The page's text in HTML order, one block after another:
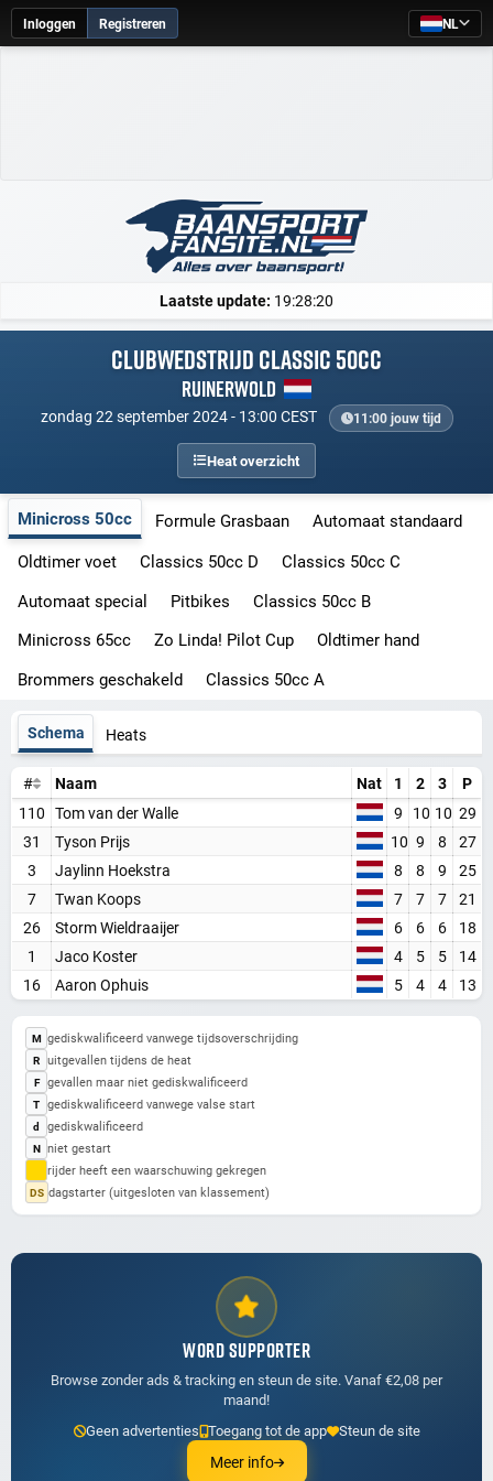
Inloggen Registreren NL
Laatste update: 19:28:20
Clubwedstrijd Classic 50cc
Ruinerwold
zondag 22 september 2024 - 13:00 CEST 11:00 jouw tijd
Heat overzicht
Minicross 50cc Formule Grasbaan
Automaat standaard
Oldtimer voet
Classics 50cc D
Classics 50cc C
Automaat special
Pitbikes
Classics 50cc B
Minicross 65cc
Zo Linda! Pilot Cup
Oldtimer hand
Brommers geschakeld
Classics 50cc A
Schema Heats
# Naam Nat 1 2 3
P
110 Tom van der Walle 9 10 10 29
31
Tyson Prijs 10 9 8
27
3
Jaylinn Hoekstra 8 8 9
25
7
Twan Koops 7 7 7
21
26
Storm Wieldraaijer 6 6 6
18
1
Jaco Koster 4 5 5
14
16
Aaron Ophuis 5 4 4 13
M gediskwalificeerd vanwege tijdsoverschrijding
R uitgevallen tijdens de heat
F gevallen maar niet gediskwalificeerd
T gediskwalificeerd vanwege valse start
d gediskwalificeerd
N niet gestart
rijder heeft een waarschuwing gekregen
DS dagstarter (uitgesloten van klassement)
WORD SUPPORTER
Browse zonder ads & tracking en steun de site. Vanaf €2,08 per
maand!
Geen advertenties Toegang tot de app Steun de site
Meer info